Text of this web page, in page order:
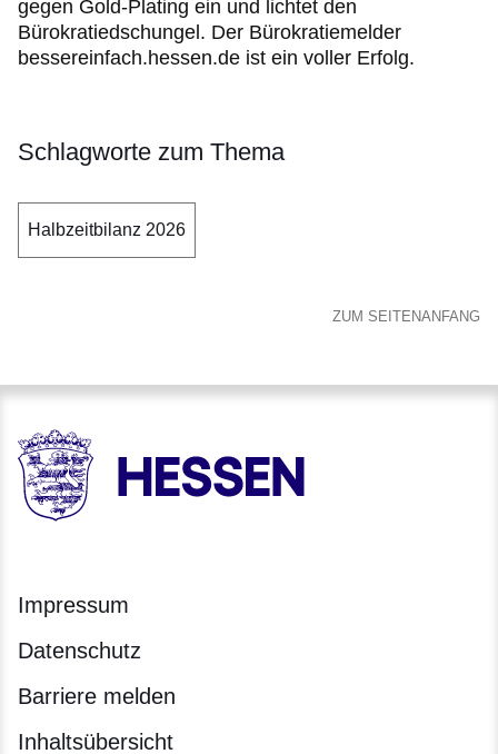
gegen Gold-Plating ein und lichtet den
Bürokratiedschungel. Der Bürokratiemelder
bessereinfach.hessen.de ist ein voller Erfolg.
Schlagworte zum Thema
Halbzeitbilanz 2026
ZUM SEITENANFANG
HESSEN - Hessische Landesregierung
Impressum
Datenschutz
Barriere melden
Inhaltsübersicht